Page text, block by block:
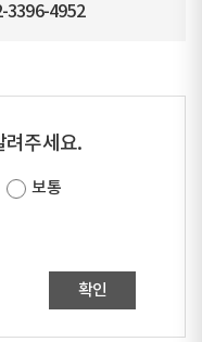
3396-4952
려주세요.
보통
확인